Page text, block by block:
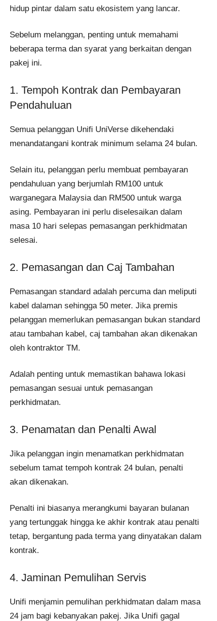
hidup pintar dalam satu ekosistem yang lancar.
Sebelum melanggan, penting untuk memahami
beberapa terma dan syarat yang berkaitan dengan
pakej ini.
1. Tempoh Kontrak dan Pembayaran
Pendahuluan
Semua pelanggan Unifi UniVerse dikehendaki
menandatangani kontrak minimum selama 24 bulan.
Selain itu, pelanggan perlu membuat pembayaran
pendahuluan yang berjumlah RM100 untuk
warganegara Malaysia dan RM500 untuk warga
asing. Pembayaran ini perlu diselesaikan dalam
masa 10 hari selepas pemasangan perkhidmatan
selesai.
2. Pemasangan dan Caj Tambahan
Pemasangan standard adalah percuma dan meliputi
kabel dalaman sehingga 50 meter. Jika premis
pelanggan memerlukan pemasangan bukan standard
atau tambahan kabel, caj tambahan akan dikenakan
oleh kontraktor TM.
Adalah penting untuk memastikan bahawa lokasi
pemasangan sesuai untuk pemasangan
perkhidmatan.
3. Penamatan dan Penalti Awal
Jika pelanggan ingin menamatkan perkhidmatan
sebelum tamat tempoh kontrak 24 bulan, penalti
akan dikenakan.
Penalti ini biasanya merangkumi bayaran bulanan
yang tertunggak hingga ke akhir kontrak atau penalti
tetap, bergantung pada terma yang dinyatakan dalam
kontrak.
4. Jaminan Pemulihan Servis
Unifi menjamin pemulihan perkhidmatan dalam masa
24 jam bagi kebanyakan pakej. Jika Unifi gagal